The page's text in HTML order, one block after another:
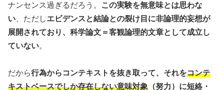
ナンセンス過ぎるだろう。
この実験を無意味とは思わな
い 、ただしエビデンスと結論との裂け目に非論理的妄想が
展開されており、科学論文＝客観論理的文章として成立し
ていない。
だから行為からコンテキストを抜き取って、それをコンテ
キストベースでしか存在しない意味対象 （努力）に短絡・